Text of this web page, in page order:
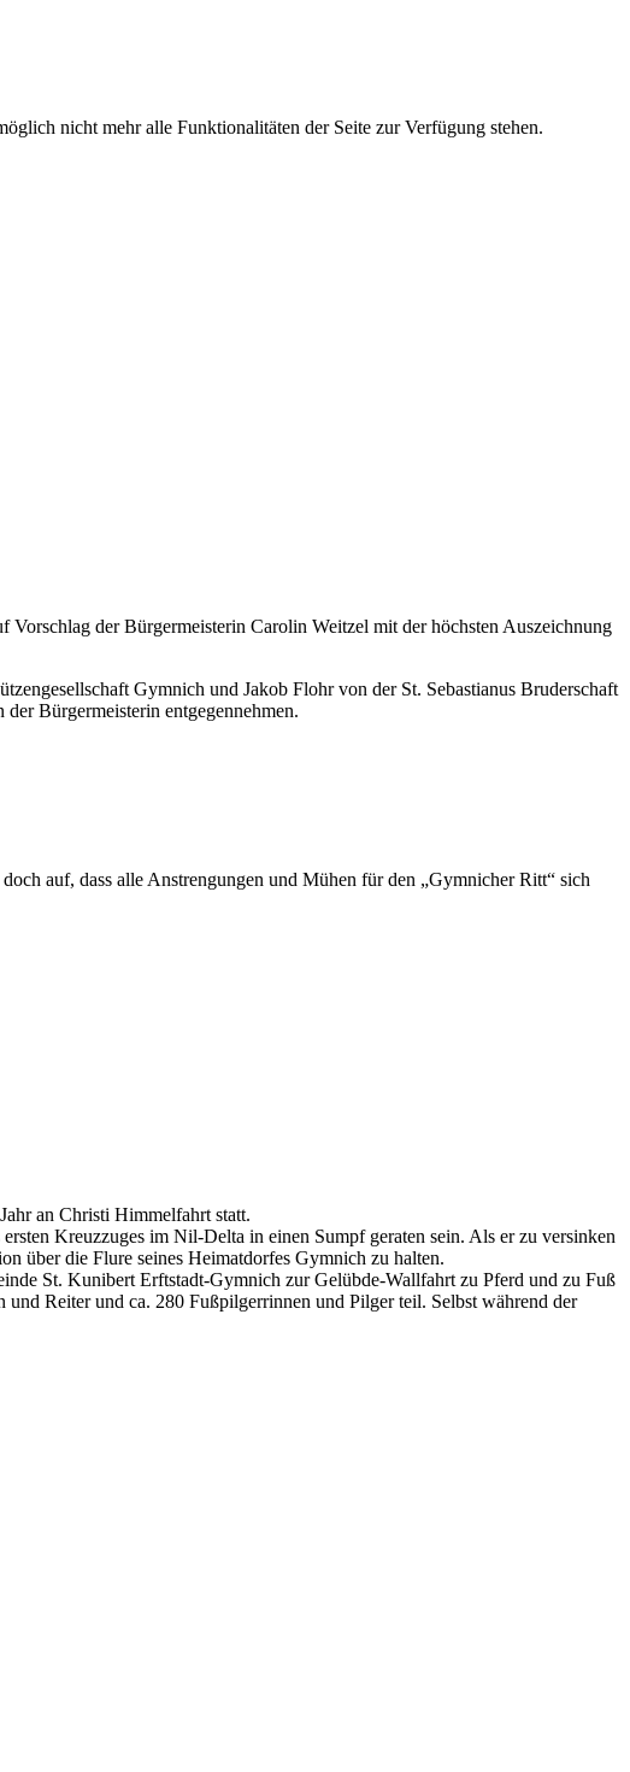
der Bürgermeisterin Carolin Weitzel mit der höchsten Auszeichnung
Gymnich und Jakob Flohr von der St. Sebastianus Bruderschaft
Bürgermeisterin entgegennehmen.
auf, dass alle Anstrengungen und Mühen für den „Gymnicher Ritt“ sich
an Christi Himmelfahrt statt.
Kreuzzuges im Nil-Delta in einen Sumpf geraten sein. Als er zu versinken
über die Flure seines Heimatdorfes Gymnich zu halten.
St. Kunibert Erftstadt-Gymnich zur Gelübde-Wallfahrt zu Pferd und zu Fuß
Reiter und ca. 280 Fußpilgerrinnen und Pilger teil. Selbst während der
nicht mehr alle Funktionalitäten der Seite zur Verfügung stehen.